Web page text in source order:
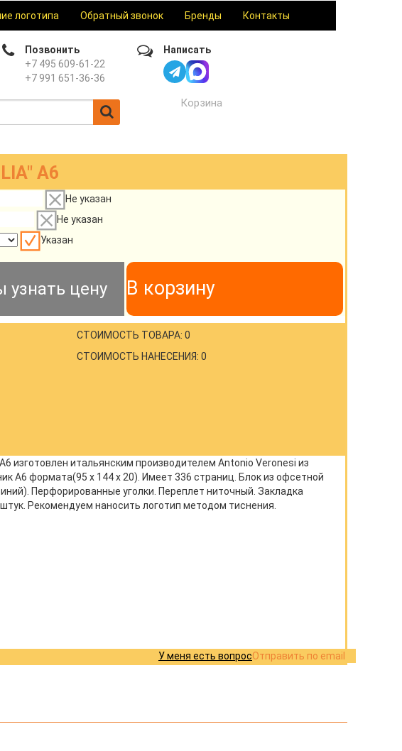
логотипа Обратный звонок Бренды Контакты
Позвонить
+7 495 609-61-22
+7 991 651-36-36
Написать
Корзина
А6
Не указан
Не указан
Указан
узнать цену В корзину
СТОИМОСТЬ ТОВАРА: 0
СТОИМОСТЬ НАНЕСЕНИЯ: 0
изготовлен итальянским производителем Antonio Veronesi из
А6 формата(95 x 144 x 20). Имеет 336 страниц. Блок из офсетной
Перфорированные уголки. Переплет ниточный. Закладка
Рекомендуем наносить логотип методом тиснения.
Отправить по email
У меня есть вопрос